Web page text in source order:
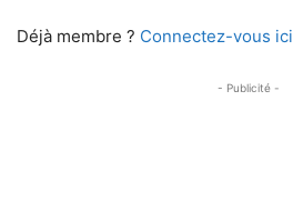
Déjà membre ? Connectez-vous ici
- Publicité -